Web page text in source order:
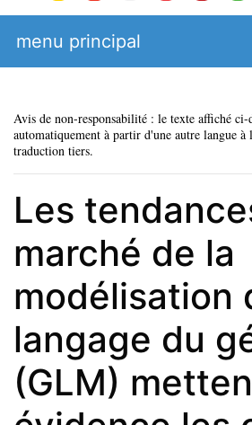
menu principal
Avis de non-responsabilité : le texte affiché ci-
automatiquement à partir d'une autre langue
traduction tiers.
Les
marché de la
modélisation
langage du
(GLM)